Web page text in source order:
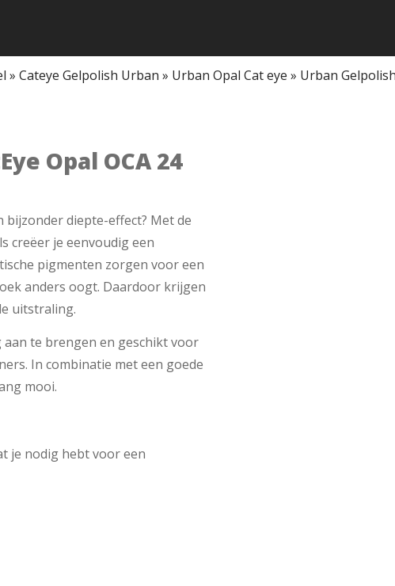
» Cateye Gelpolish Urban » Urban Opal Cat eye » Urban
Opal OCA 24
bijzonder diepte-effect? Met de
creëer je eenvoudig een
pigmenten zorgen voor een
anders oogt. Daardoor krijgen
uitstraling.
te brengen en geschikt voor
In combinatie met een goede
mooi.
je nodig hebt voor een